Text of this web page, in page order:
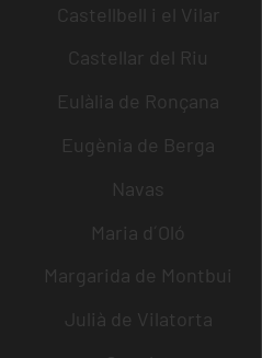
Castellbell i el Vilar
Castellar del Riu
Eulàlia de Ronçana
Eugènia de Berga
Navas
Maria d´Oló
Margarida de Montbui
Julià de Vilatorta